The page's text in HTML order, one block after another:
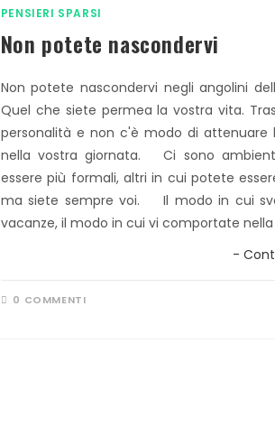
PENSIERI SPARSI
Non potete nascondervi
Non potete nascondervi negli angolini
Quel che siete permea la vostra vita.
personalità e non c'è modo di
nella vostra giornata. Ci sono
essere più formali, altri in cui potete
ma siete sempre voi. Il modo in cui
vacanze, il modo in cui vi comportate
-
0 COMMENTI